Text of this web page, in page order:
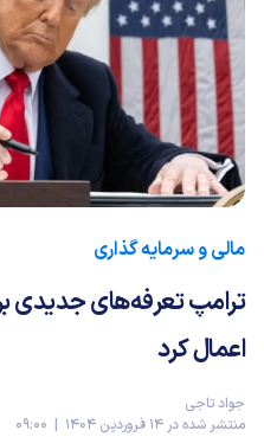
مالی و سرمایه گذاری
اعمال کرد
جواد تاجی
منتشر شده در 14 فروردین 1404 | 09:00